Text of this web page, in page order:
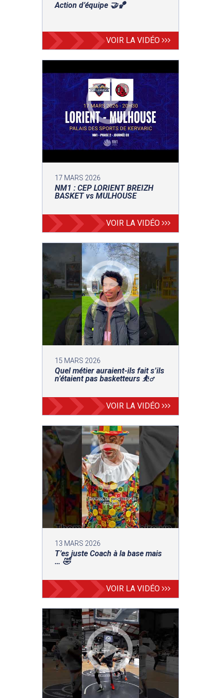
Action d’équipe 🤝🏀
VOIR LA VIDÉO
17 MARS 2026
NM1 : CEP LORIENT BREIZH
BASKET vs MULHOUSE
VOIR LA VIDÉO
15 MARS 2026
Quel métier auraient-ils fait s’ils
n’étaient pas basketteurs ⛹️‍♂️
VOIR LA VIDÉO
13 MARS 2026
T’es juste Coach à la base mais
… 🤣
VOIR LA VIDÉO